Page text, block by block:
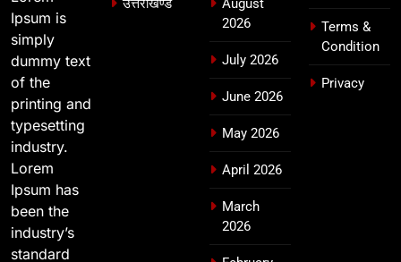
Ipsum is
simply
dummy text
of the
printing and
typesetting
industry.
Lorem
Ipsum has
been the
industry’s
standard
2026
July 2026
June 2026
May 2026
April 2026
March
2026
Terms &
Condition
Privacy